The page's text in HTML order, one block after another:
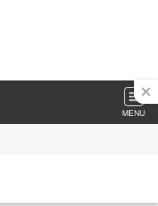
MENU